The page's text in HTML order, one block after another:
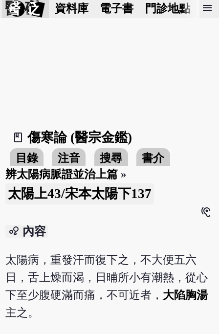
醫 砭 資料庫 電子書 門診地點 預
menu
book_2
傷寒論 (醫宗金鑑)
目錄 注音 搜尋
書介
辨太陽病脈證並治上篇 »
太陽上43/宋本太陽下137
hearing
bubble_chart 內容
太陽病，重發汗而復下之，不大便五六
日，舌上燥而渴，日晡所小有潮熱，從心
下至少腹硬滿而痛，不可近者， 大陷胸湯
主之。